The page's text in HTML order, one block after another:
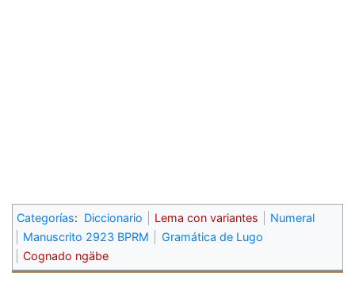
Categorías: Diccionario Lema con variantes
Numeral
Manuscrito 2923 BPRM
Gramática de Lugo
Cognado ngäbe